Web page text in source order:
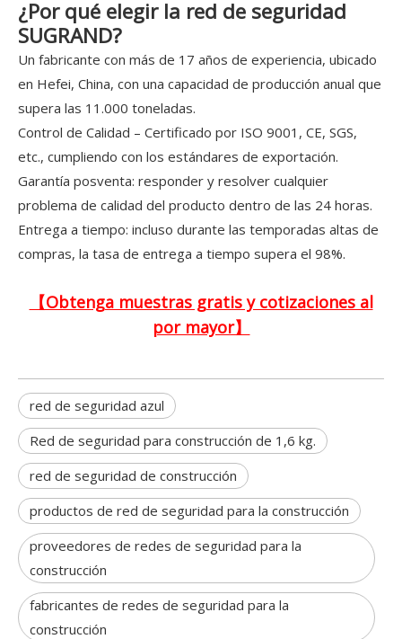
¿Por qué elegir la red de seguridad
SUGRAND?
Un fabricante con más de 17 años de experiencia, ubicado
en Hefei, China, con una capacidad de producción anual que
supera las 11.000 toneladas.
Control de Calidad – Certificado por ISO 9001, CE, SGS,
etc., cumpliendo con los estándares de exportación.
Garantía posventa: responder y resolver cualquier
problema de calidad del producto dentro de las 24 horas.
Entrega a tiempo: incluso durante las temporadas altas de
compras, la tasa de entrega a tiempo supera el 98%.
【Obtenga muestras gratis y cotizaciones al
por mayor】
red de seguridad azul
Red de seguridad para construcción de 1,6 kg.
red de seguridad de construcción
productos de red de seguridad para la construcción
proveedores de redes de seguridad para la
construcción
fabricantes de redes de seguridad para la
construcción